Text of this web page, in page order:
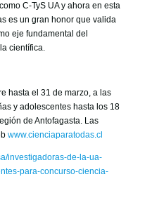
C-TyS UA y ahora en esta
es un gran honor que valida
eje fundamental del
científica.
hasta el 31 de marzo, a las
y adolescentes hasta los 18
de Antofagasta. Las
www.cienciaparatodas.cl
investigadoras-de-la-ua-
para-concurso-ciencia-